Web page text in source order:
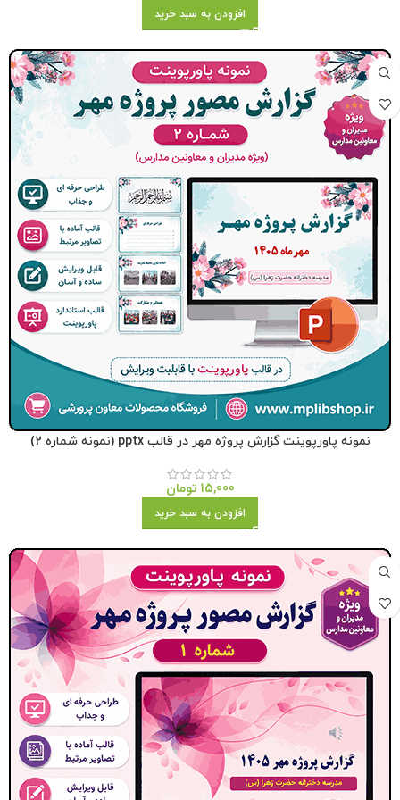
افزودن به سبد خرید
نمونه پاورپوینت گزارش پروژه مهر در قالب pptx (نمونه شماره 2)
15,000 تومان
افزودن به سبد خرید